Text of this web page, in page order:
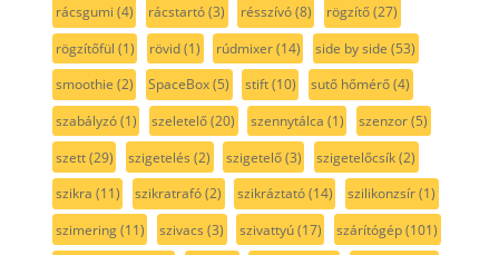
rácsgumi (4) rácstartó(3) résszívó(8) rögzítő(27)
rögzítőfül (1) rövid(1) rúdmixer(14) side by side (53)
smoothie (2) SpaceBox(5) stift(10) sutő hőmérő(4)
szabályzó(1) szeletelő(20) szennytálca (1) szenzor(5)
szett(29) szigetelés (2) szigetelő(3) szigetelőcsík(2)
szikra (11) szikratrafó(2) szikráztató(14) szilikonzsír(1)
szimering(11) szivacs (3) szivattyú(17) szárítógép(101)